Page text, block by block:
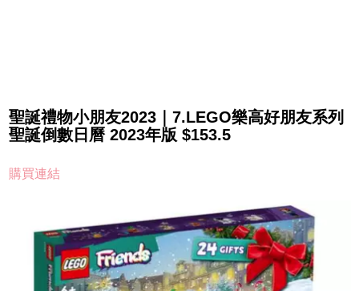
聖誕禮物小朋友2023｜7.LEGO樂高好朋友系列
聖誕倒數日曆 2023年版 $153.5
購買連結